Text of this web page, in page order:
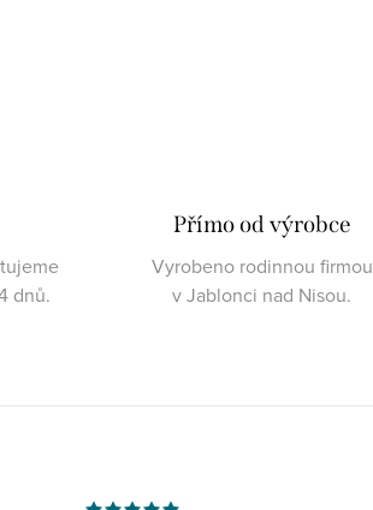
dnů.
Přímo od výrobce
Vyrobeno rodinnou firmou
v Jablonci nad Nisou.